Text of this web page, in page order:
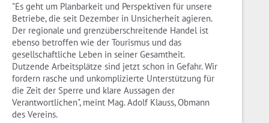
"Es geht um Planbarkeit und Perspektiven für unsere
Betriebe, die seit Dezember in Unsicherheit agieren.
Der regionale und grenzüberschreitende Handel ist
ebenso betroffen wie der Tourismus und das
gesellschaftliche Leben in seiner Gesamtheit.
Dutzende Arbeitsplätze sind jetzt schon in Gefahr. Wir
fordern rasche und unkomplizierte Unterstützung für
die Zeit der Sperre und klare Aussagen der
Verantwortlichen", meint Mag. Adolf Klauss, Obmann
des Vereins.